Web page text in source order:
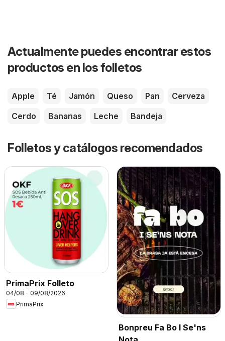
Actualmente puedes encontrar estos
productos en los folletos
Apple Té Jamón Queso Pan
Cerveza
Cerdo
Bananas Leche Bandeja
Folletos y catálogos recomendados
PrimaPrix Folleto
04/08 - 09/08/2026
PrimaPrix
Bonpreu Fa Bo I Se'ns